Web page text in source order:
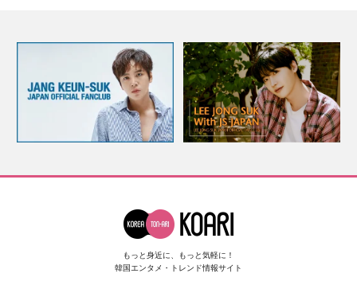
もっと身近に、もっと気軽に！
韓国エンタメ・トレンド情報サイト